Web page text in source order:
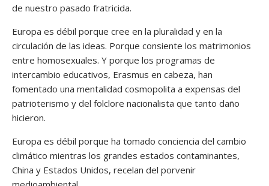
de nuestro pasado fratricida.
Europa es débil porque cree en la pluralidad y en la
circulación de las ideas. Porque consiente los matrimonios
entre homosexuales. Y porque los programas de
intercambio educativos, Erasmus en cabeza, han
fomentado una mentalidad cosmopolita a expensas del
patrioterismo y del folclore nacionalista que tanto daño
hicieron.
Europa es débil porque ha tomado conciencia del cambio
climático mientras los grandes estados contaminantes,
China y Estados Unidos, recelan del porvenir